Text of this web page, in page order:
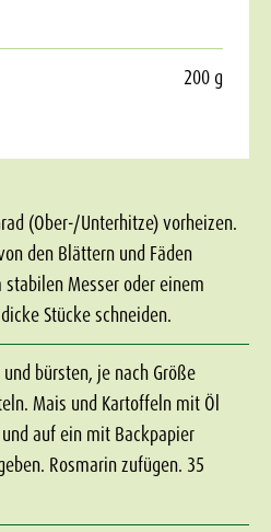
200 g
(Ober-/Unterhitze) vorheizen.
den Blättern und Fäden
Messer oder einem
Stücke schneiden.
bürsten, je nach Größe
Mais und Kartoffeln mit Öl
auf ein mit Backpapier
Rosmarin zufügen. 35